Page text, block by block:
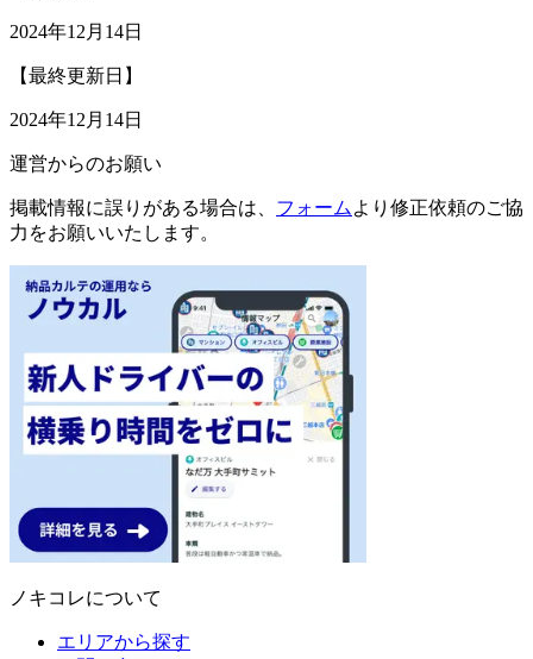
2024年12月14日
【最終更新日】
2024年12月14日
運営からのお願い
掲載情報に誤りがある場合は、 フォーム より修正依頼のご協
力をお願いいたします。
ノキコレについて
エリアから探す